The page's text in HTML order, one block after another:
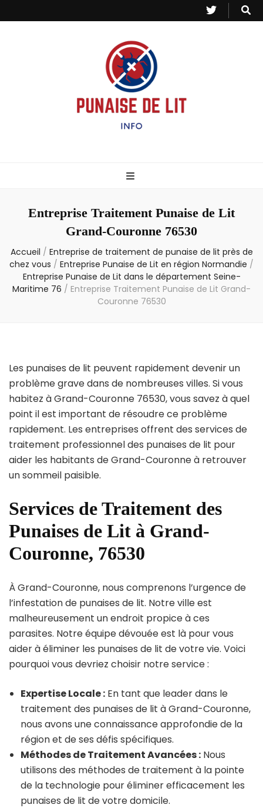
– Info
Entreprise Traitement Punaise de Lit
Grand-Couronne 76530
Accueil / Entreprise de traitement de punaise de lit près de
chez vous / Entreprise Punaise de Lit en région Normandie /
Entreprise Punaise de Lit dans le département Seine-
Maritime 76 / Entreprise Traitement Punaise de Lit Grand-
Couronne 76530
Les punaises de lit peuvent rapidement devenir un
problème grave dans de nombreuses villes. Si vous
habitez à Grand-Couronne 76530, vous savez à quel
point il est important de résoudre ce problème
rapidement. Les entreprises offrent des services de
traitement professionnel des punaises de lit pour
aider les habitants de Grand-Couronne à retrouver
un sommeil paisible.
Services de Traitement des
Punaises de Lit à Grand-
Couronne, 76530
À Grand-Couronne, nous comprenons l’urgence de
l’infestation de punaises de lit. Notre ville est
malheureusement un endroit propice à ces
parasites. Notre équipe dévouée est là pour vous
aider à éliminer les punaises de lit de votre vie. Voici
pourquoi vous devriez choisir notre service :
Expertise Locale : En tant que leader dans le
traitement des punaises de lit à Grand-Couronne,
nous avons une connaissance approfondie de la
région et de ses défis spécifiques.
Méthodes de Traitement Avancées : Nous
utilisons des méthodes de traitement à la pointe
de la technologie pour éliminer efficacement les
punaises de lit de votre domicile.